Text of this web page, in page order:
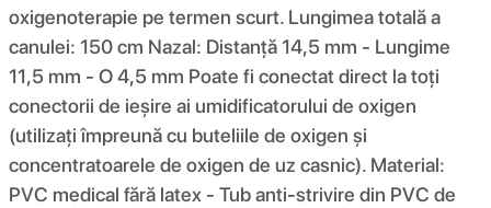
oxigenoterapie pe termen scurt. Lungimea totală a
canulei: 150 cm Nazal: Distanță 14,5 mm - Lungime
11,5 mm - O 4,5 mm Poate fi conectat direct la toți
conectorii de ieșire ai umidificatorului de oxigen
(utilizați împreună cu buteliile de oxigen și
concentratoarele de oxigen de uz casnic). Material:
PVC medical fără latex - Tub anti-strivire din PVC de